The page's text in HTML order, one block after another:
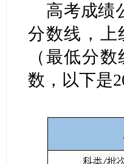
高考成绩
分数线，上
（最低分
数，以下是